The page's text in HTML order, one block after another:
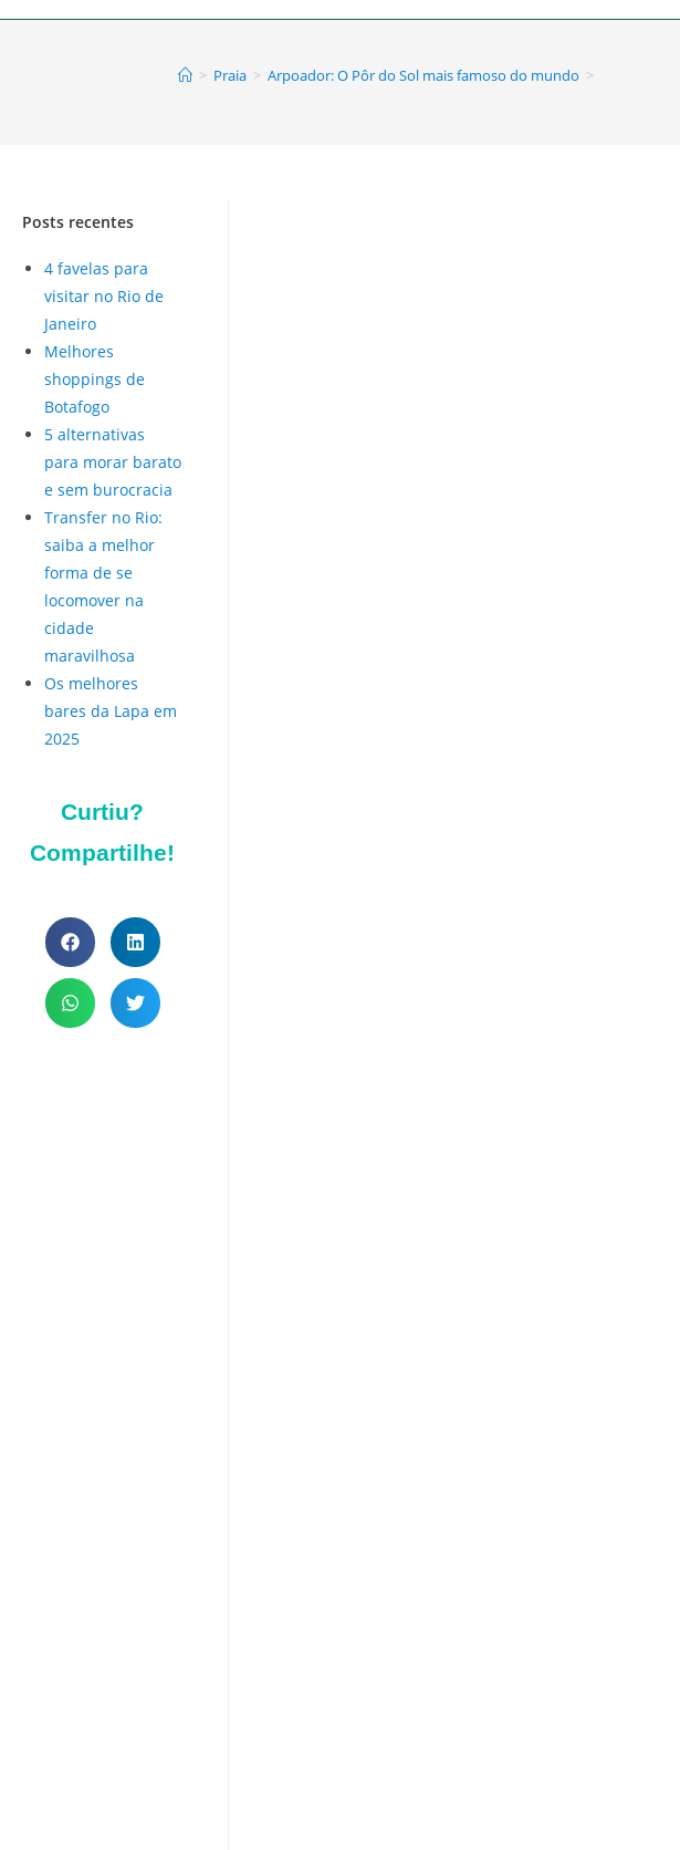
> Praia > Arpoador: O Pôr do Sol mais famoso do mundo >
Posts recentes
4 favelas para
visitar no Rio de
Janeiro
Melhores
shoppings de
Botafogo
5 alternativas
para morar barato
e sem burocracia
Transfer no Rio:
saiba a melhor
forma de se
locomover na
cidade
maravilhosa
Os melhores
bares da Lapa em
2025
Curtiu?
Compartilhe!